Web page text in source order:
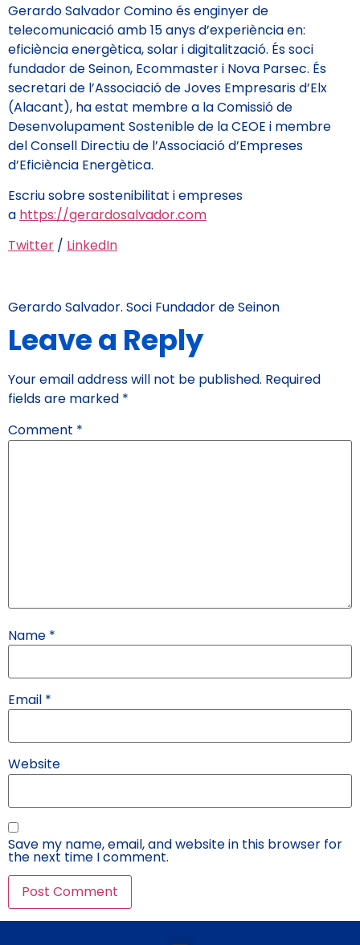
Gerardo Salvador Comino és enginyer de
telecomunicació amb 15 anys d’experiència en:
eficiència energètica, solar i digitalització. És soci
fundador de Seinon, Ecommaster i Nova Parsec. És
secretari de l’Associació de Joves Empresaris d’Elx
(Alacant), ha estat membre a la Comissió de
Desenvolupament Sostenible de la CEOE i membre
del Consell Directiu de l’Associació d’Empreses
d’Eficiència Energètica.
Escriu sobre sostenibilitat i empreses
a https://gerardosalvador.com
Twitter / LinkedIn
Gerardo Salvador. Soci Fundador de Seinon
Leave a Reply
Your email address will not be published. Required
fields are marked *
Comment *
Name *
Email *
Website
Save my name, email, and website in this browser for
the next time I comment.